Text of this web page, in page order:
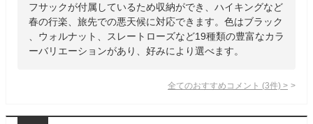
フサックが付属しているため収納ができ、ハイキングなど
春の行楽、旅先での悪天候に対応できます。色はブラック
、ウォルナット、スレートローズなど19種類の豊富なカラ
ーバリエーションがあり、好みにより選べます。
全てのおすすめコメント (3件) >